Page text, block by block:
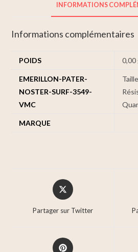
INFORMATIONS
Informations complémentaires
POIDS 0,00
EMERILLON-PATER-
NOSTER-SURF-3549-
VMC
MARQUE
Partager sur Twitter